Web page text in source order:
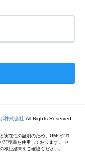
株式会社 All Rights Reserved.
実在性の証明のため、GMOグロ
証明書を使用しております。 セ
検証結果をご確認ください。